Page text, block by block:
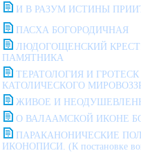
И В РАЗУМ ИСТИНЫ
ПАСХА БОГОРОДИЧНАЯ
ЛЮДОГОЩЕНСКИЙ
ПАМЯТНИКА
ТЕРАТОЛОГИЯ И
КАТОЛИЧЕСКОГО
ЖИВОЕ И
О ВАЛААМСКОЙ ИКОНЕ
ПАРАКАНОНИЧЕСКИЕ
ИКОНОПИСИ. (К постановке